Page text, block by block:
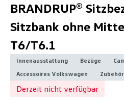
BRANDRUP®
Sitzbank ohne
T6/T6.1
Innenausstattung Bezüge
Accessoires Volkswagen
Derzeit nicht verfügbar